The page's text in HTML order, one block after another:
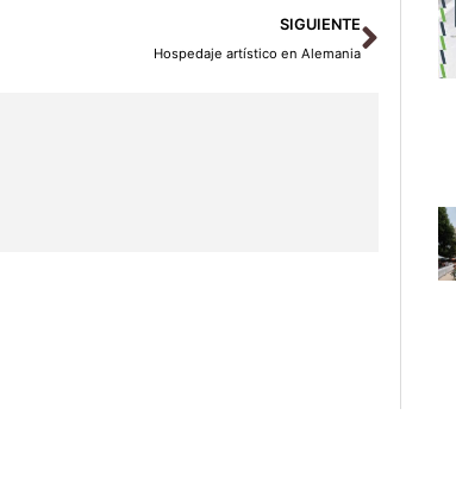
SIGUIENTE
Hospedaje artístico en Alemania